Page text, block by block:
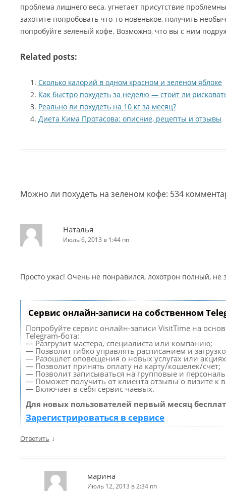
проблема лишнего веса, угнетает присутствие
захотите попробовать что-то новенькое, получить
попробуйте зеленый кофе. Возможно, что вы с ним
Related posts:
Сколько калорий в одном красном и зеленом яблоке
Как быстро похудеть за неделю — стоит ли
Реально ли похудеть на 10 кг за месяц?
Диета Кима Протасова: описние, рецепты и отзывы
Можно ли похудеть на зеленом кофе: 534
Наталья
Июль 6, 2013 в 1:44 пп
Просто ужас! Очень не понравился, лохотрон полный,
Сервис онлайн-записи на собственном
Попробуйте сервис онлайн-записи VisitTime на
Telegram-бота:
— Разгрузит мастера, специалиста или компанию;
— Позволит гибко управлять расписанием и
— Разошлет оповещения о новых услугах или
— Позволит принять оплату на карту/кошелек/счет;
— Позволит записываться на групповые и
— Поможет получить от клиента отзывы о визите к
— Включает в себя сервис чаевых.
Для новых пользователей первый месяц
Зарегистрироваться в сервисе
Ответить ↓
марина
Июль 12, 2013 в 2:34 пп